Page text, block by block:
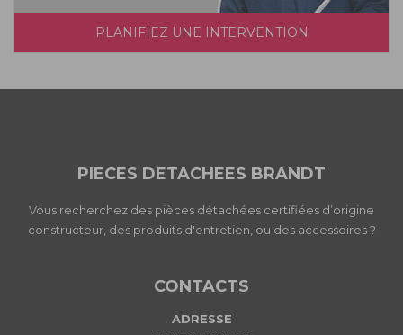
PLANIFIEZ UNE INTERVENTION
PIECES DETACHEES BRANDT
Vous recherchez des pièces détachées certifiées d’origine
constructeur, des produits d'entretien, ou des accessoires ?
CONTACTS
ADRESSE